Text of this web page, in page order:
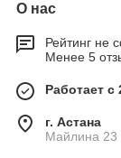
О нас
Рейтинг не
Менее 5
Работает с
г. Астана
Майлина 23